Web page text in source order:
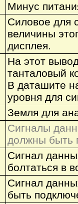
Минус
Силовое для
величины
дисплея.
На этот
танталовый
В даташите
уровня для
Земля для
Сигналы
должны быть
Сигнал
болтаться в
Сигнал
быть